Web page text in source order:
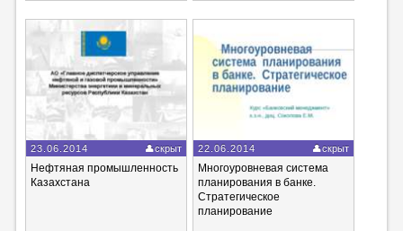
23.06.2014 скрыт
Нефтяная промышленность
Казахстана
22.06.2014 скрыт
Многоуровневая система
планирования в банке.
Стратегическое
планирование